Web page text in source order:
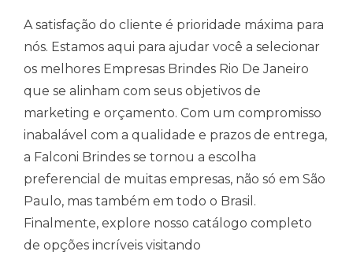
A satisfação do cliente é prioridade máxima para
nós. Estamos aqui para ajudar você a selecionar
os melhores Empresas Brindes Rio De Janeiro
que se alinham com seus objetivos de
marketing e orçamento. Com um compromisso
inabalável com a qualidade e prazos de entrega,
a Falconi Brindes se tornou a escolha
preferencial de muitas empresas, não só em São
Paulo, mas também em todo o Brasil.
Finalmente, explore nosso catálogo completo
de opções incríveis visitando